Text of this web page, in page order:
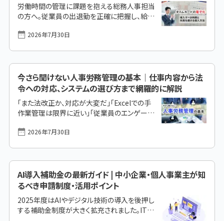
おける在庫管理の基本食品の在庫管理で抱え
やすい課題食品の在庫管理を効率化するため
のアイデア食品業界で活用できる在庫管理シ
ステム・アプリの種類食品業界における代表
[&hellip;]
労働時間の管理に課題を抱える総務人事担当
の方へ。従業員の出退勤を正確に把握し、給与
子化を考えることは今や必要不可欠といえるス
多くの企業が導入・刷新を決め、早速多くの成
果を出しています。しかし、それは分かっている
けれど方法が分からず、どのシステムを選ぶべ
きか、導入にはどのようなステップが必要なの
かを模索している人も多いかもしれません。 こ
の記事では、タイムカード電子化の概要や背
景、対策導入のタイミング、具体的な打刻方法、
メリットや注意点などを総合的に解説します。企
業 [&hellip;]
2026年7月30日
今さら聞けない人事労務管理の基本｜仕事内容から法
令への対応、システムの選び方まで網羅的に解説
「また法改正か、対応が大変だ」「Excelでの手
作業管理は限界に近い」「従業員のエンゲージ
ば……」。企業の成長を支える人事部門の担当
や社会保険手続きといった「守り」の業務だけで
なく、従業員の生産性を高め、企業価値を向上
させる「攻め」の役割を担う重要な機能です。 本
記事では、人事労務管理の基本おさらいから、
多くの企業が直面する課題、そしてシステム活
用による解決策までを体系的に解説します。こ
2026年7月30日
AI導入補助金の最新ガイド | 中小企業・個人事業主が知
るべき申請制度・活用ポイント
2025年度はAIやデジタル技術の導入を後押し
する補助金制度が大きく拡充されました。IT導